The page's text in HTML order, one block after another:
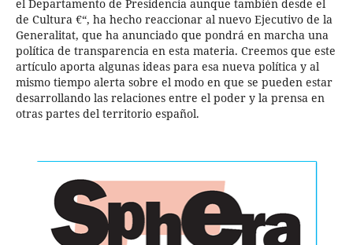
el Departamento de Presidencia aunque también desde el
de Cultura €“, ha hecho reaccionar al nuevo Ejecutivo de la
Generalitat, que ha anunciado que pondrá en marcha una
política de transparencia en esta materia. Creemos que este
artículo aporta algunas ideas para esa nueva política y al
mismo tiempo alerta sobre el modo en que se pueden estar
desarrollando las relaciones entre el poder y la prensa en
otras partes del territorio español.